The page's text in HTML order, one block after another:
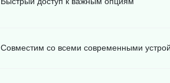
Совместим со всеми современными